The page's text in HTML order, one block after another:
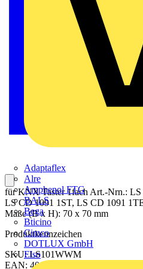
Adaptaflex
Alre
Amphenol FTG
BALS
Bega
Bticino
Cimco
DOTLUX GmbH
Elso
für KNX Taster 1fach Art.-Nrn.: LS
LS CD 1091 1ST, LS CD 1091
Maße (B x H): 70 x 70 mm
Produktkennzeichen
SKU: LS101WWM
EAN: 4011377188501